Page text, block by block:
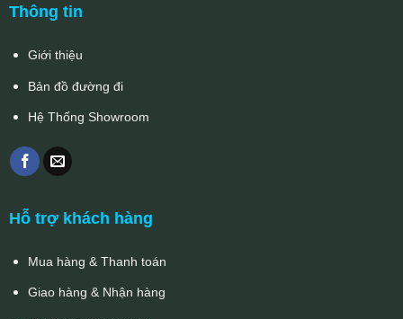
Thông tin
Giới thiệu
Bản đồ đường đi
Hệ Thống Showroom
Hỗ trợ khách hàng
Mua hàng & Thanh toán
Giao hàng & Nhận hàng